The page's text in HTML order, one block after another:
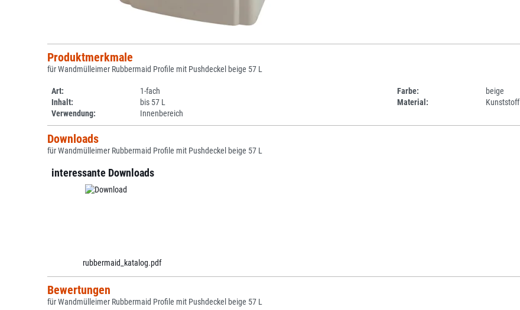
Produktmerkmale
für Wandmülleimer Rubbermaid Profile mit Pushdeckel beige 57 L
Art: 1-fach Farbe:
beige
Inhalt:
bis 57 L Material:
Kunststoff
Verwendung:
Innenbereich
Downloads
für Wandmülleimer Rubbermaid Profile mit Pushdeckel beige 57 L
interessante Downloads
rubbermaid_katalog.pdf
Bewertungen
für Wandmülleimer Rubbermaid Profile mit Pushdeckel beige 57 L